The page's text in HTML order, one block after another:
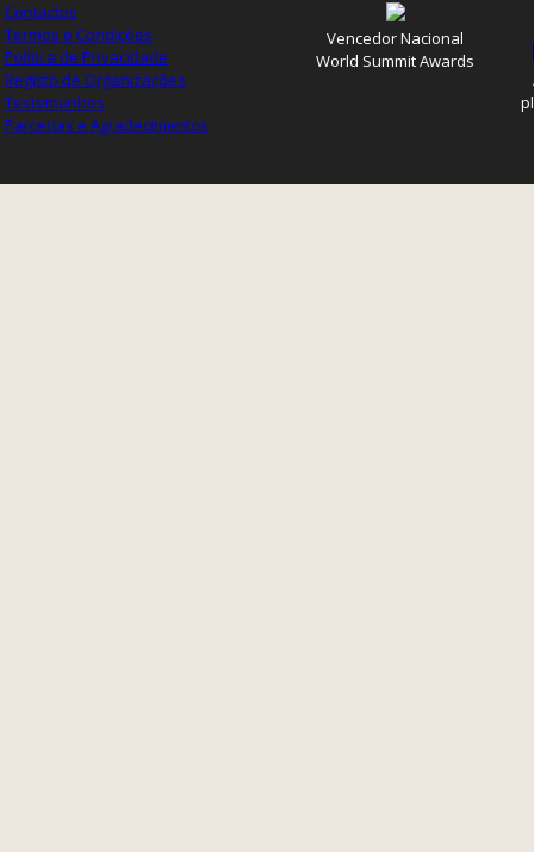
Contactos
Termos e Condições
Política de Privacidade
Registo de Organizações
Testemunhos
Parcerias e Agradecimentos
Vencedor Nacional
World Summit Awards